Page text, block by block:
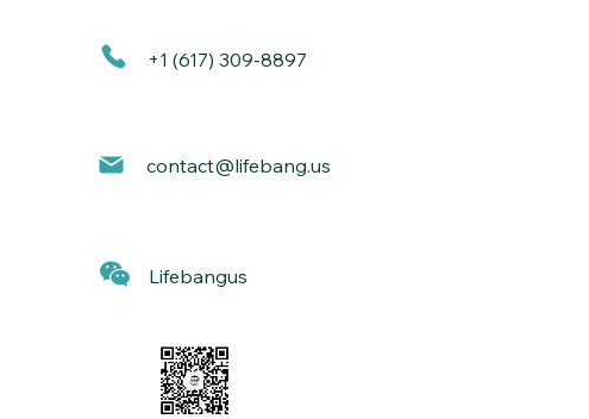
+1 (617) 309-8897
contact@lifebang.us
Lifebangus